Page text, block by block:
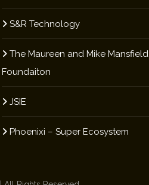
S&R Technology
The Maureen and Mike Mansfield
Foundaiton
JSIE
Phoenixi – Super Ecosystem